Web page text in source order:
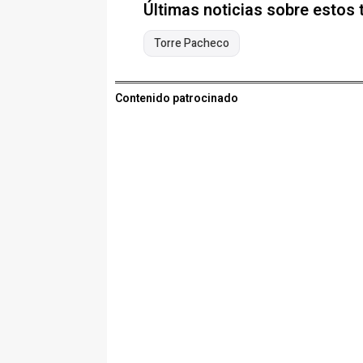
Últimas noticias sobre estos
Torre Pacheco
Contenido patrocinado